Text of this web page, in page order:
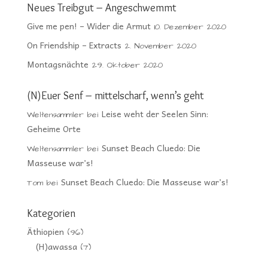
Neues Treibgut – Angeschwemmt
Give me pen! – Wider die Armut 10. Dezember 2020
On Friendship – Extracts 2. November 2020
Montagsnächte 29. Oktober 2020
(N)Euer Senf – mittelscharf, wenn’s geht
Weltensammlerbei Leise weht der Seelen Sinn:
Geheime Orte
Weltensammlerbei Sunset Beach Cluedo: Die
Masseuse war’s!
Tombei Sunset Beach Cluedo: Die Masseuse war’s!
Kategorien
Äthiopien (96)
(H)awassa(7)